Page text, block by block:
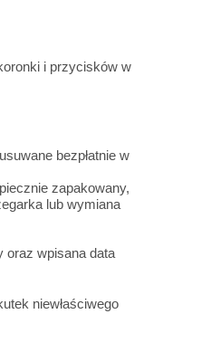
i przycisków w
bezpłatnie w
zapakowany,
lub wymiana
oraz wpisana data
niewłaściwego